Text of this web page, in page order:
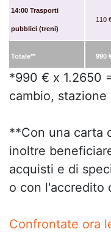
14:00 Trasporti
pubblici (treni)
110
Totale** 990
*990 € x 1.2650
cambio, stazione
**Con una carta
inoltre
acquisti e di
o con l'accredito
Confrontate ora